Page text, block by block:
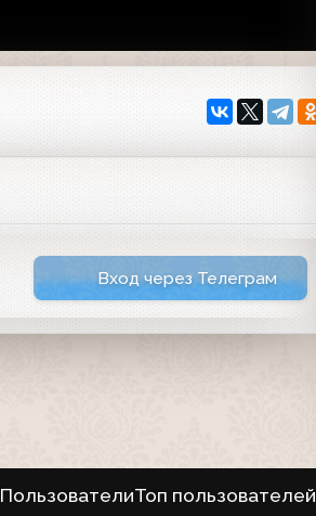
Вход через Телеграм
ПользователиТоп пользователей